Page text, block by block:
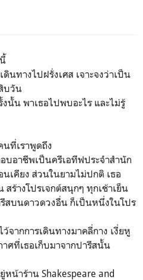
างไปฝรั่งเศส เจาะจงว่าเป็น
บวัน
น พาเธอไปพบอะไร และไม่รู้
ที่เราพูดถึง
าชีพเป็นครีเอทีฟประจำสำนัก
เคียง ส่วนในยามไม่ปกติ เธอ
สร้างโปรเจกต์สนุกๆ ทุกเช้าเย็น
สบนดาวดวงอื่น ก็เป็นหนึ่งในโปร
กการเดินทางมาคลี่กาง เงี่ยหู
ศที่เธอเก็บมาจากปารีสนั้น
ร้าน Shakespeare and